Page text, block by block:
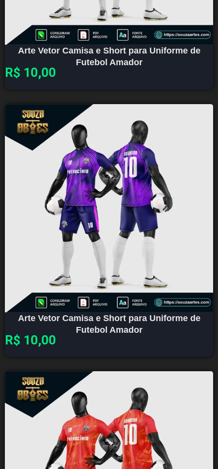
Arte Vetor Camisa e Short para Uniforme de
Futebol Amador
R$ 10,00
Arte Vetor Camisa e Short para Uniforme de
Futebol Amador
R$ 10,00